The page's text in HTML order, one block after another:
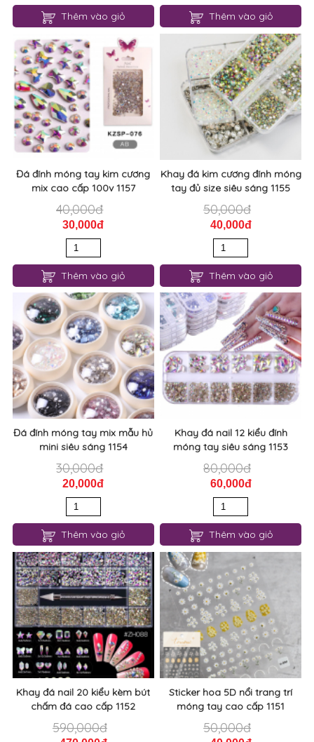
Thêm vào giỏ Thêm vào giỏ
Đá đính móng tay kim cương
mix cao cấp 100v 1157
40,000đ
30,000đ
Thêm vào giỏ
Khay đá kim cương đính móng
tay đủ size siêu sáng 1155
50,000đ
40,000đ
Thêm vào giỏ
Đá đính móng tay mix mẫu hủ
mini siêu sáng 1154
30,000đ
20,000đ
Thêm vào giỏ
Khay đá nail 12 kiểu đính
móng tay siêu sáng 1153
80,000đ
60,000đ
Thêm vào giỏ
Khay đá nail 20 kiểu kèm bút
chấm đá cao cấp 1152
590,000đ
Sticker hoa 5D nổi trang trí
móng tay cao cấp 1151
50,000đ